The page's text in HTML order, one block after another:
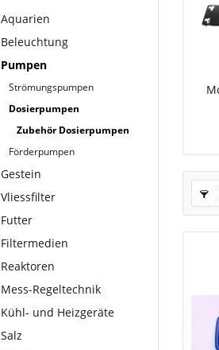
Aquarien
Beleuchtung
Pumpen
Strömungspumpen
Dosierpumpen
Zubehör Dosierpumpen
Förderpumpen
Gestein
Vliessfilter
Futter
Filtermedien
Reaktoren
Mess-Regeltechnik
Kühl- und Heizgeräte
Salz